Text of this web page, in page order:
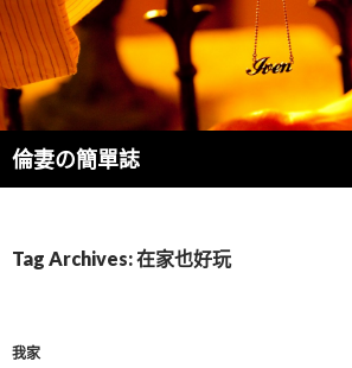
倫妻の簡單誌
Search
Tag Archives: 在家也好玩
我家